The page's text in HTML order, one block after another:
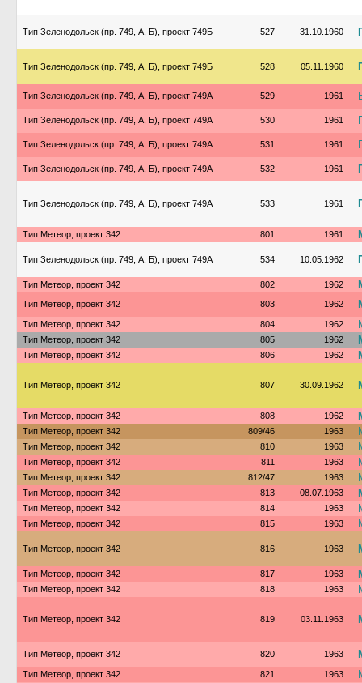
Тип Зеленодольск (пр. 749, А, Б), проект 749Б 527 31.10.1960
Тип Зеленодольск (пр. 749, А, Б), проект 749Б 528 05.11.1960
Тип Зеленодольск (пр. 749, А, Б), проект 749А 529 1961
Тип Зеленодольск (пр. 749, А, Б), проект 749А 530 1961
Тип Зеленодольск (пр. 749, А, Б), проект 749А 531 1961
Тип Зеленодольск (пр. 749, А, Б), проект 749А 532 1961
Тип Зеленодольск (пр. 749, А, Б), проект 749А 533 1961
Тип Метеор, проект 342 801 1961
Тип Зеленодольск (пр. 749, А, Б), проект 749А 534 10.05.1962
Тип Метеор, проект 342 802 1962
Тип Метеор, проект 342 803 1962
Тип Метеор, проект 342 804 1962
Тип Метеор, проект 342 805 1962
Тип Метеор, проект 342 806 1962
Тип Метеор, проект 342 807 30.09.1962
Тип Метеор, проект 342 808 1962
Тип Метеор, проект 342 809/46 1963
Тип Метеор, проект 342 810 1963
Тип Метеор, проект 342 811 1963
Тип Метеор, проект 342 812/47 1963
Тип Метеор, проект 342 813 08.07.1963
Тип Метеор, проект 342 814 1963
Тип Метеор, проект 342 815 1963
Тип Метеор, проект 342 816 1963
Тип Метеор, проект 342 817 1963
Тип Метеор, проект 342 818 1963
Тип Метеор, проект 342 819 03.11.1963
Тип Метеор, проект 342 820 1963
Тип Метеор, проект 342 821 1963